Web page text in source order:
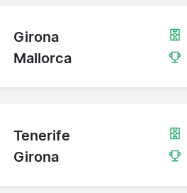
Girona
Mallorca
Tenerife
Girona